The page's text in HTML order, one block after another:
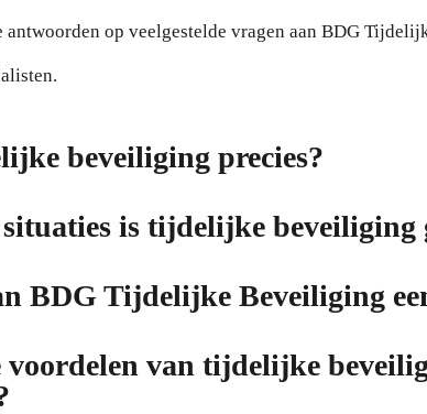
antwoorden op veelgestelde vragen aan BDG
beveiliging precies?
is tijdelijke beveiliging
BDG Tijdelijke Beveiliging
van tijdelijke